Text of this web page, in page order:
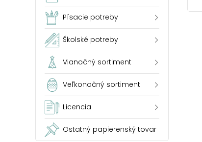
Písacie potreby
Školské potreby
Vianočný sortiment
Veľkonočný sortiment
Licencia
Ostatný papierenský tovar